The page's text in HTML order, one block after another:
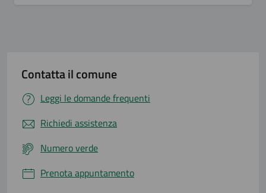
Contatta il comune
Leggi le domande frequenti
Richiedi assistenza
Numero verde
Prenota appuntamento